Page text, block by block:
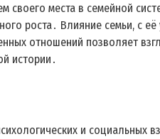
места в семейной
роста․ Влияние семьи, с
отношений позволяет
истории․
и